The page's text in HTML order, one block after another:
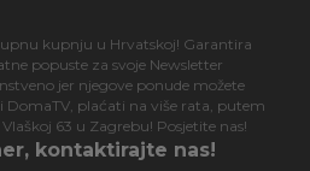
kupnju u Hrvatskoj! Garantira
popuste za svoje Newsletter
jer njegove ponude možete
DomaTV, plaćati na više rata, putem
63 u Zagrebu! Posjetite nas!
kontaktirajte nas!